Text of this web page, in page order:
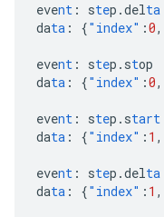
event : step.delta
data : {"index" :0,
event : step.stop
data : {"index" :0,
event : step.start
data : {"index" : 1 ,
event : step.delta
data : {"index" : 1 ,